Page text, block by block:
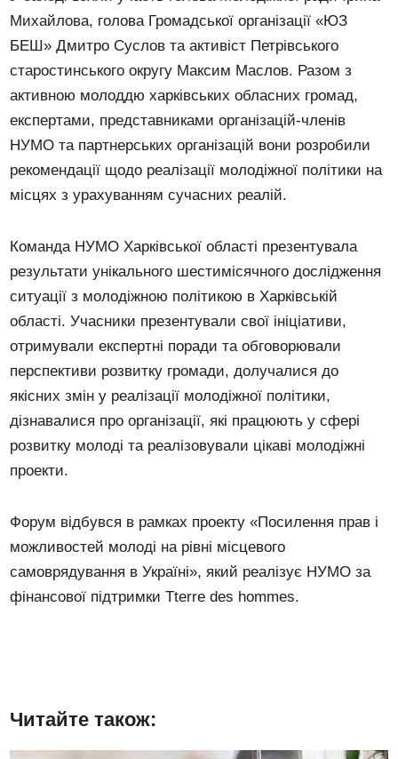
Михайлова, голова Громадської організації «ЮЗ
БЕШ» Дмитро Суслов та активіст Петрівського
старостинського округу Максим Маслов. Разом з
активною молоддю харківських обласних громад,
експертами, представниками організацій-членів
НУМО та партнерських організацій вони розробили
рекомендації щодо реалізації молодіжної політики на
місцях з урахуванням сучасних реалій.
Команда НУМО Харківської області презентувала
результати унікального шестимісячного дослідження
ситуації з молодіжною політикою в Харківській
області. Учасники презентували свої ініціативи,
отримували експертні поради та обговорювали
перспективи розвитку громади, долучалися до
якісних змін у реалізації молодіжної політики,
дізнавалися про організації, які працюють у сфері
розвитку молоді та реалізовували цікаві молодіжні
проекти.
Форум відбувся в рамках проекту «Посилення прав і
можливостей молоді на рівні місцевого
самоврядування в Україні», який реалізує НУМО за
фінансової підтримки Tterre des hommes.
Читайте також: